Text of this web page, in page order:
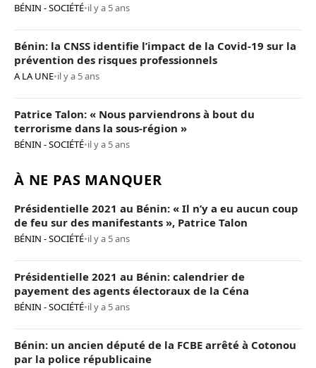
BÉNIN - SOCIÉTÉ•il y a 5 ans
Bénin: la CNSS identifie l’impact de la Covid-19 sur la
prévention des risques professionnels
A LA UNE•il y a 5 ans
Patrice Talon: « Nous parviendrons à bout du
terrorisme dans la sous-région »
BÉNIN - SOCIÉTÉ•il y a 5 ans
À NE PAS MANQUER
Présidentielle 2021 au Bénin: « Il n’y a eu aucun coup
de feu sur des manifestants », Patrice Talon
BÉNIN - SOCIÉTÉ•il y a 5 ans
Présidentielle 2021 au Bénin: calendrier de
payement des agents électoraux de la Céna
BÉNIN - SOCIÉTÉ•il y a 5 ans
Bénin: un ancien député de la FCBE arrêté à Cotonou
par la police républicaine